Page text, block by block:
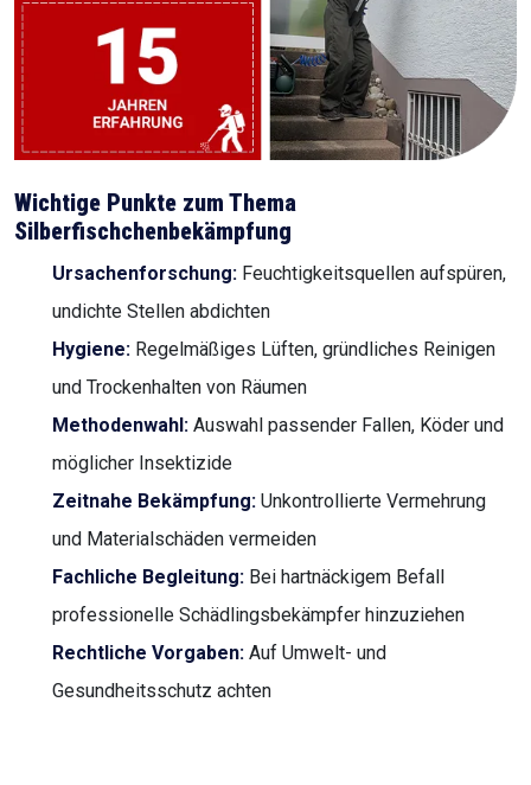
Wichtige Punkte zum Thema
Silberfischchenbekämpfung
Ursachenforschung: Feuchtigkeitsquellen aufspüren,
undichte Stellen abdichten
Hygiene: Regelmäßiges Lüften, gründliches Reinigen
und Trockenhalten von Räumen
Methodenwahl: Auswahl passender Fallen, Köder und
möglicher Insektizide
Zeitnahe Bekämpfung: Unkontrollierte Vermehrung
und Materialschäden vermeiden
Fachliche Begleitung: Bei hartnäckigem Befall
professionelle Schädlingsbekämpfer hinzuziehen
Rechtliche Vorgaben: Auf Umwelt- und
Gesundheitsschutz achten